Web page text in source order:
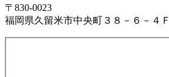
〒830-0023
福岡県久留米市中央町３８－６－４Ｆ